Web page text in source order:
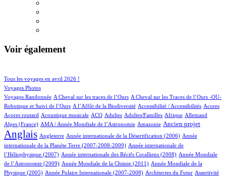
Voir également
Tous les voyages en avril 2026 !
154/898
Voyages Photos
129/898
Voyages Randonnée
5/898 A Cheval sur les traces de l’Ours
4/898
A Cheval sur les Traces de l’Ours -OU-
Robotique et Suivi de l’Ours
2/898 A l’Affût de la Biodiversité
2/898 Accessibilité / Accessibilités
6/898 Acores
1/898
Açores routard
3/898 Acoustique musicale
70/898 ACQ
33/898 Adultes
15/898 Adultes/Familles
2/898 Afrique
58/898 Allemand
27/898
Alpes (France)
12/898 AMA / Année Mondiale de l’Astronomie
8/898 Amazonie
273/898 Ancien projet
692/898
Anglais
67/898 Angleterre
6/898 Année internationale de la Désertification (2006)
14/898
Année
internationale de la Planète Terre (2007-2008-2009)
4/898
Année internationale de
l’Héliophysique (2007)
1/898 Année internationale des Récifs Coralliens (2008)
11/898
Année Mondiale
de l’Astronomie (2009)
2/898 Année Mondiale de la Chimie (2011)
15/898
Année Mondiale de la
Physique (2005)
5/898 Année Polaire Internationale (2007-2008)
2/898 Architectes du Futur
1/898 Assertivité
29/898